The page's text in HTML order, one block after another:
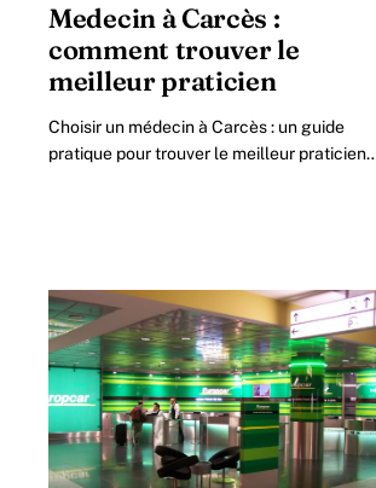
Medecin à Carcès :
comment trouver le
meilleur praticien
Choisir un médecin à Carcès : un guide
pratique pour trouver le meilleur praticien